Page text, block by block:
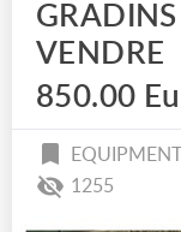
VENDRE
850.00
1255